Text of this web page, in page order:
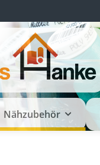
Nähzubehör